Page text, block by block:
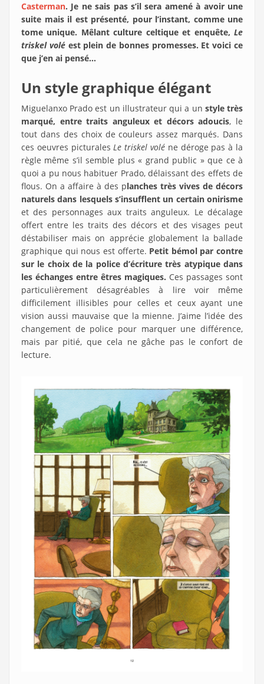
Casterman. Je ne sais pas s’il sera amené à avoir une
suite mais il est présenté, pour l’instant, comme une
tome unique. Mêlant culture celtique et enquête, Le
triskel voléest plein de bonnes promesses. Et voici ce
que j’en ai pensé…
Un style graphique élégant
Miguelanxo Prado est un illustrateur qui a un style très
marqué, entre traits anguleux et décors adoucis, le
tout dans des choix de couleurs assez marqués. Dans
ces oeuvres picturalesLe triskel volé ne déroge pas à la
règle même s’il semble plus « grand public » que ce à
quoi a pu nous habituer Prado, délaissant des effets de
flous. On a affaire à des planches très vives de décors
naturels dans lesquels s’insufflent un certain onirisme
et des personnages aux traits anguleux. Le décalage
offert entre les traits des décors et des visages peut
déstabiliser mais on apprécie globalement la ballade
graphique qui nous est offerte. Petit bémol par contre
sur le choix de la police d’écriture très atypique dans
les échanges entre êtres magiques. Ces passages sont
particulièrement désagréables à lire voir même
difficilement illisibles pour celles et ceux ayant une
vision aussi mauvaise que la mienne. J’aime l’idée des
changement de police pour marquer une différence,
mais par pitié, que cela ne gâche pas le confort de
lecture.